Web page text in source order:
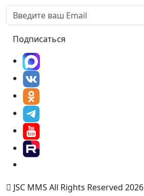
Подписаться
JSC MMS All Rights Reserved 2026